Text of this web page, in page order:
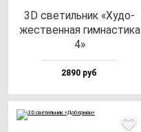
3D све­тиль­ник «Худо­
жес­твен­ная гим­нас­ти­ка
4»
2890 руб